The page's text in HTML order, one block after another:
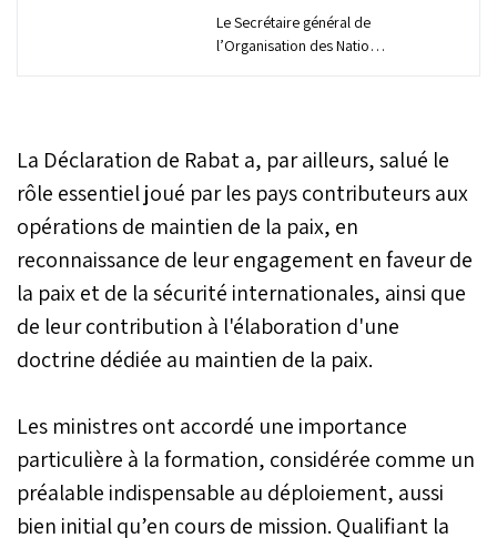
Le Secrétaire général de
l’Organisation des Nations
l’organisation et la
coprésidence de la
deuxième Conférence
ministérielle sur le
maintien de la paix en
environnement
francophone, tenue
mercredi à Rabat.
La Déclaration de Rabat a, par ailleurs, salué le
rôle essentiel joué par les pays contributeurs aux
opérations de maintien de la paix, en
reconnaissance de leur engagement en faveur de
la paix et de la sécurité internationales, ainsi que
de leur contribution à l'élaboration d'une
doctrine dédiée au maintien de la paix.
Les ministres ont accordé une importance
particulière à la formation, considérée comme un
préalable indispensable au déploiement, aussi
bien initial qu’en cours de mission. Qualifiant la